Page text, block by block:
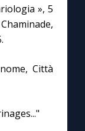
», 5
Città